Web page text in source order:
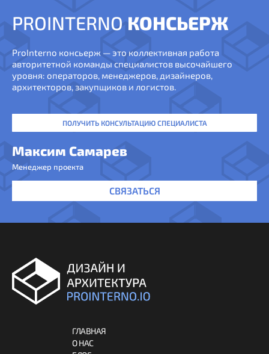
PROINTERNO КОНСЬЕРЖ
ProInterno консьерж — это коллективная работа
авторитетной команды специалистов высочайшего
уровня: операторов, менеджеров, дизайнеров,
архитекторов, закупщиков и логистов.
ПОЛУЧИТЬ КОНСУЛЬТАЦИЮ СПЕЦИАЛИСТА
Максим Самарев
Менеджер проекта
СВЯЗАТЬСЯ
ГЛАВНАЯ
О НАС